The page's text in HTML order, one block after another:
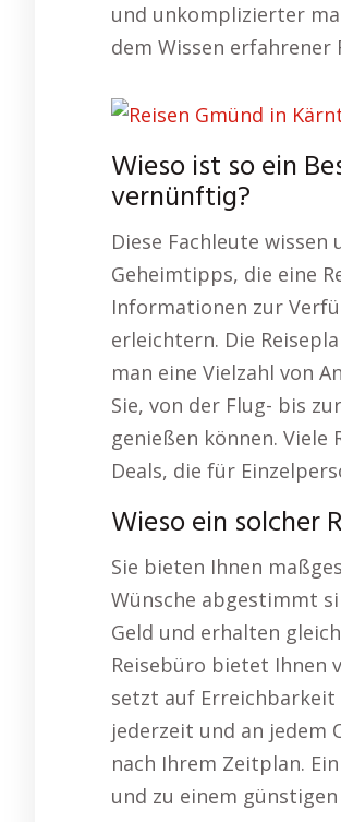
und unkomplizierter
dem Wissen
Wieso ist so ein
vernünftig?
Diese Fachleute
Geheimtipps, die eine
Informationen zur
erleichtern. Die
man eine Vielzahl von
Sie, von der Flug- bis
genießen können.
Deals, die für
Wieso ein solcher
Sie bieten Ihnen
Wünsche abgestimmt
Geld und erhalten
Reisebüro bietet Ihnen
setzt auf Erreichbarkeit
jederzeit und an jedem
nach Ihrem Zeitplan.
und zu einem